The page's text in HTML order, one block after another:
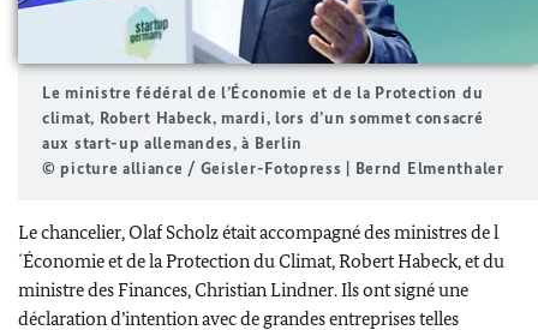
Le ministre fédéral de l’Économie et de la Protection du
climat, Robert Habeck, mardi, lors d’un sommet consacré
aux start-up allemandes, à Berlin
© picture alliance / Geisler-Fotopress | Bernd Elmenthaler
Le chancelier,Olaf Scholzétait accompagné des ministres de l
´Économie et de la Protection du Climat,Robert Habeck, et du
ministre des Finances,Christian Lindner. Ils ont signé une
déclaration d’intention avec de grandes entreprises telles